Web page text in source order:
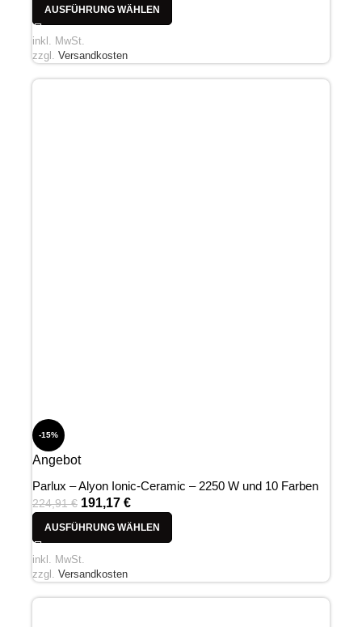
AUSFÜHRUNG WÄHLEN
inkl. MwSt.
zzgl. Versandkosten
-15%
Angebot
Parlux – Alyon Ionic-Ceramic – 2250 W und 10 Farben
224,91€ 191,17 €
AUSFÜHRUNG WÄHLEN
inkl. MwSt.
zzgl. Versandkosten